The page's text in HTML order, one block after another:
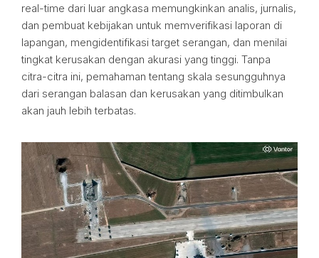
real-time dari luar angkasa memungkinkan analis, jurnalis,
dan pembuat kebijakan untuk memverifikasi laporan di
lapangan, mengidentifikasi target serangan, dan menilai
tingkat kerusakan dengan akurasi yang tinggi. Tanpa
citra-citra ini, pemahaman tentang skala sesungguhnya
dari serangan balasan dan kerusakan yang ditimbulkan
akan jauh lebih terbatas.